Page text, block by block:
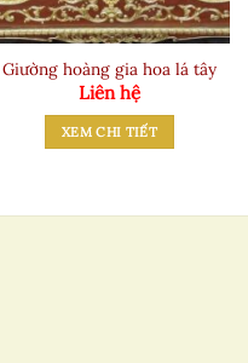
Giường hoàng gia hoa lá tây
Liên hệ
XEM CHI TIẾT